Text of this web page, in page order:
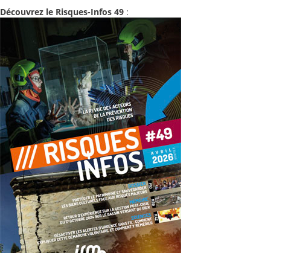
Découvrez le Risques-Infos 49 :